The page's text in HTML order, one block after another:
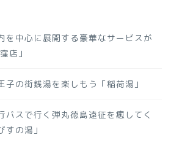
を中心に展開する豪華なサービスが
店」
子の街銭湯を楽しもう「稲荷湯」
バスで行く弾丸徳島遠征を癒してく
の湯」